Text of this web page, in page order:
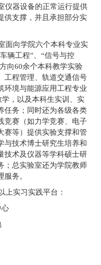
仪器设备的正常运行提供
供支撑，并且承担部分实
面向学院六个本科专业实
辆工程”、“信号与控
向60余个本科教学实验
工程管理、轨道交通信号
环境与能源应用工程专业
，以及本科生实训、实
任务；同时还为各级各类
竞赛（如力学竞赛、电子
赛等）提供实验支撑和管
与技术博士研究生培养和
技术及仪器等学科硕士研
；总实验室还为学院教师
务。
上实习实践平台：
心